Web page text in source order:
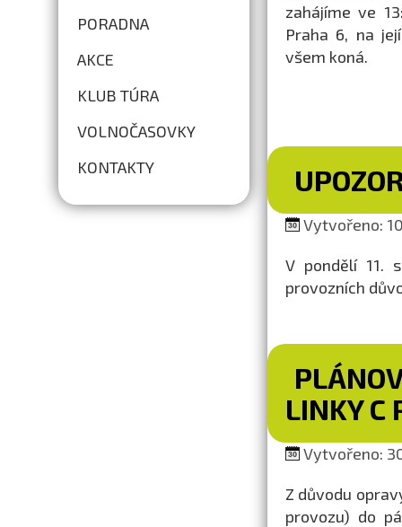
PORADNA
AKCE
KLUB TÚRA
VOLNOČASOVKY
KONTAKTY
zahájíme ve
Praha 6, na
všem koná.
Vytvořeno:
V pondělí 11.
provozních
LINKY C
Vytvořeno:
Z důvodu
provozu) do